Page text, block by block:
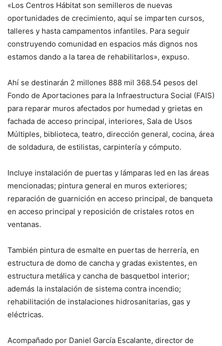
«Los Centros Hábitat son semilleros de nuevas
oportunidades de crecimiento, aquí se imparten cursos,
talleres y hasta campamentos infantiles. Para seguir
construyendo comunidad en espacios más dignos nos
estamos dando a la tarea de rehabilitarlos», expuso.
Ahí se destinarán 2 millones 888 mil 368.54 pesos del
Fondo de Aportaciones para la Infraestructura Social (FAIS)
para reparar muros afectados por humedad y grietas en
fachada de acceso principal, interiores, Sala de Usos
Múltiples, biblioteca, teatro, dirección general, cocina, área
de soldadura, de estilistas, carpintería y cómputo.
Incluye instalación de puertas y lámparas led en las áreas
mencionadas; pintura general en muros exteriores;
reparación de guarnición en acceso principal, de banqueta
en acceso principal y reposición de cristales rotos en
ventanas.
También pintura de esmalte en puertas de herrería, en
estructura de domo de cancha y gradas existentes, en
estructura metálica y cancha de basquetbol interior;
además la instalación de sistema contra incendio;
rehabilitación de instalaciones hidrosanitarias, gas y
eléctricas.
Acompañado por Daniel García Escalante, director de